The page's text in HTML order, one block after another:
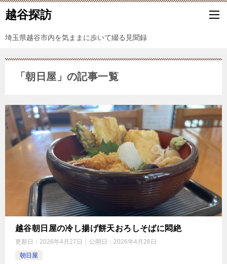
越谷探訪
埼玉県越谷市内を気ままに歩いて綴る見聞録
「朝日屋」の記事一覧
越谷朝日屋の冷し揚げ餅天おろしそばに悶絶
更新日： 2026年4月27日 公開日： 2026年4月26日
朝日屋